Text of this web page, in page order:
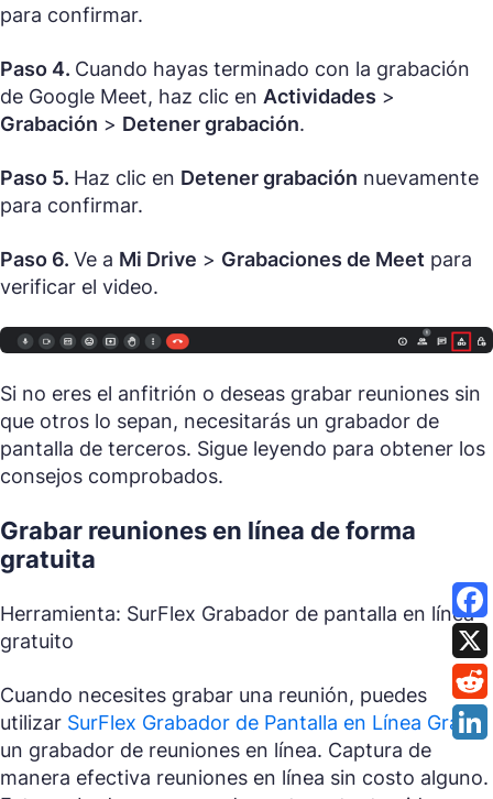
para confirmar.
Paso 4. Cuando hayas terminado con la grabación
de Google Meet, haz clic en Actividades >
Grabación > Detener grabación.
Paso 5. Haz clic en Detener grabación nuevamente
para confirmar.
Paso 6. Ve a Mi Drive > Grabaciones de Meet para
verificar el video.
Si no eres el anfitrión o deseas grabar reuniones sin
que otros lo sepan, necesitarás un grabador de
pantalla de terceros. Sigue leyendo para obtener los
consejos comprobados.
Grabar reuniones en línea de forma
gratuita
Herramienta: SurFlex Grabador de pantalla en línea
gratuito
Cuando necesites grabar una reunión, puedes
utilizar SurFlex Grabador de Pantalla en Línea Gratis
un grabador de reuniones en línea. Captura de
manera efectiva reuniones en línea sin costo alguno.